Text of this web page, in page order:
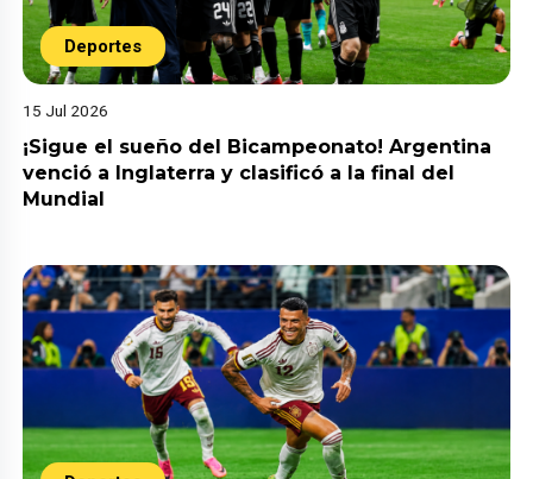
Deportes
15 Jul 2026
¡Sigue el sueño del Bicampeonato! Argentina
venció a Inglaterra y clasificó a la final del
Mundial